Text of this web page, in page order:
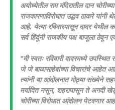
अयोध्येतील राम मंदिरातील दान
राजकारणाविरोधात उद्धव ठाकरे यांनी
आहे. येत्या रविवारपासून दादर येथील
सर्व हिंदूंनी राजकीय पक्ष बाजूला
"मी स्वतः रविवारी दादरमध्ये
जे जे बाळासाहेबांच्या विचारांचे आहेत
त्यांनी या आंदोलनात मोठ्या संख्येने
मर्यादित नसून, शहरापासून ते अगदी
चोरीच्या विरोधात आंदोलन पेटवणार